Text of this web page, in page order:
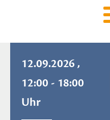
12.09.2026 ,
12:00 - 18:00
Uhr